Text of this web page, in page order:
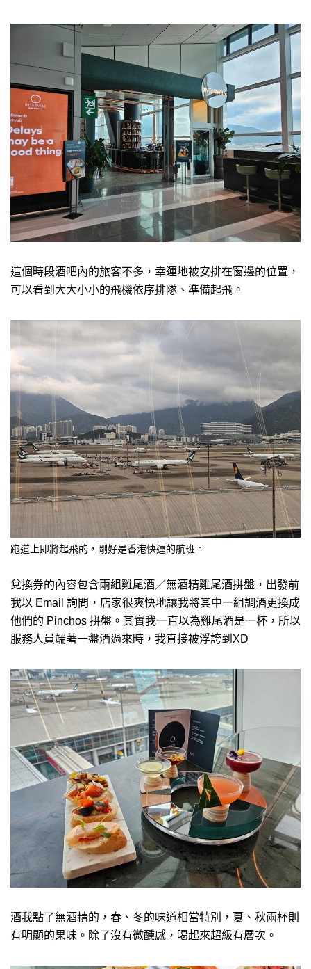
這個時段酒吧內的旅客不多，幸運地被安排在窗邊的位置，
可以看到大大小小的飛機依序排隊、準備起飛。
跑道上即將起飛的，剛好是香港快運的航班。
兌換券的內容包含兩組雞尾酒／無酒精雞尾酒拼盤，出發前
我以 Email 詢問，店家很爽快地讓我將其中一組調酒更換成
他們的 Pinchos 拼盤。其實我一直以為雞尾酒是一杯，所以
服務人員端著一盤酒過來時，我直接被浮誇到XD
酒我點了無酒精的，春、冬的味道相當特別，夏、秋兩杯則
有明顯的果味。除了沒有微醺感，喝起來超級有層次。